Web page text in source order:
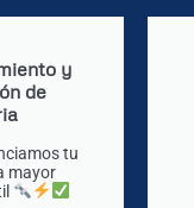
y
de
tu
mayor